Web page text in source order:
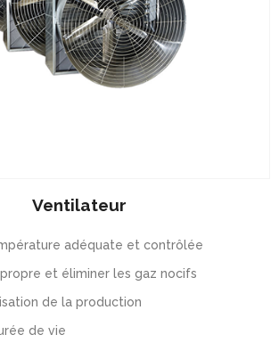
Ventilateur
adéquate et contrôlée
propre et éliminer les gaz nocifs
de la production
de vie